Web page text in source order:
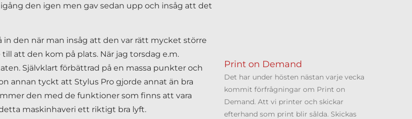
den igen men gav sedan upp och insåg att det
den när man insåg att den var rätt mycket större
att den kom på plats. När jag torsdag e.m.
Självklart förbättrad på en massa punkter och
annan tyckt att Stylus Pro gjorde annat än bra
den med de funktioner som finns att vara
maskinhaveri ett riktigt bra lyft.
Print on Demand
Det har under hösten nästan varje vecka
kommit förfrågningar om Print on
Demand. Att vi printer och skickar
efterhand som print blir sålda. Skickas